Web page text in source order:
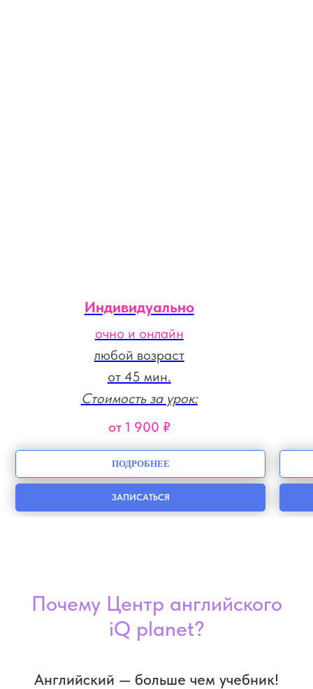
Индивидуально
очно и онлайн
любой возраст
от 45 мин.
Стоимость за урок:
от 1 900 ₽
ПОДРОБНЕЕ
ЗАПИСАТЬСЯ
Почему Центр английского
iQ planet?
Английский — больше чем учебник!